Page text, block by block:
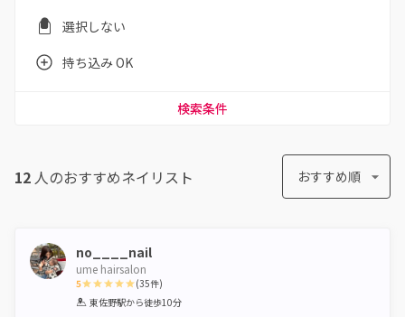
選択しない
持ち込み OK
検索条件
12 人のおすすめネイリスト おすすめ順
no____nail
ume hairsalon
5
1 2 3 4 5
(35件)
東佐野駅から徒歩10分